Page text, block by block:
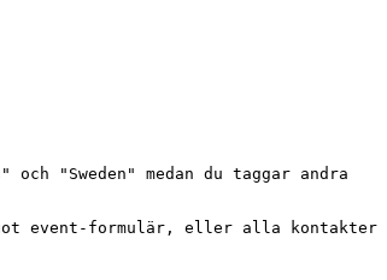
"Sweden" medan du taggar andra
event-formulär, eller alla kontakter